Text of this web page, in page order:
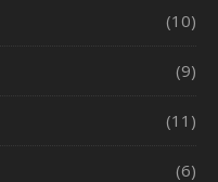
(10)
(9)
(11)
(6)